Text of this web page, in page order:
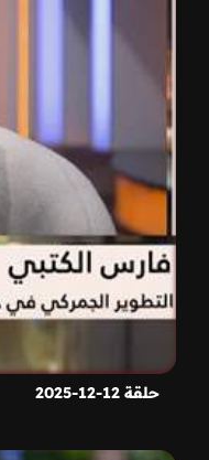
حلقة 12-12-2025